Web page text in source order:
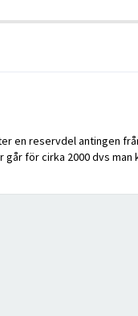
en reservdel antingen
för cirka 2000 dvs